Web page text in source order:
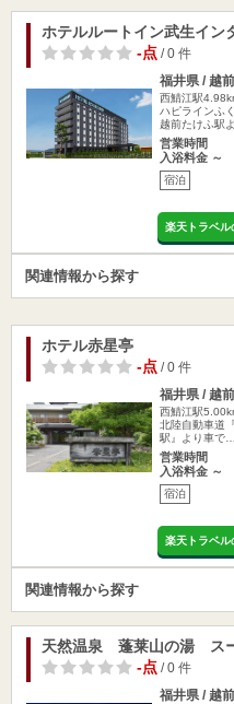
ホテルルートイン武生イン
-点/ 0 件
福井県 / 越
西鯖江駅
ハピラインふ
越前たけふ駅
営業時間
入浴料金 ～
宿泊
楽天トラベル
関連情報から探す
ホテル赤星亭
-点/ 0 件
福井県 / 越
西鯖江駅
北陸自動車道
駅』より車で…
営業時間
入浴料金 ～
宿泊
楽天トラベル
関連情報から探す
天然温泉 蓬莱山の湯 ス
-点/ 0 件
福井県 / 越